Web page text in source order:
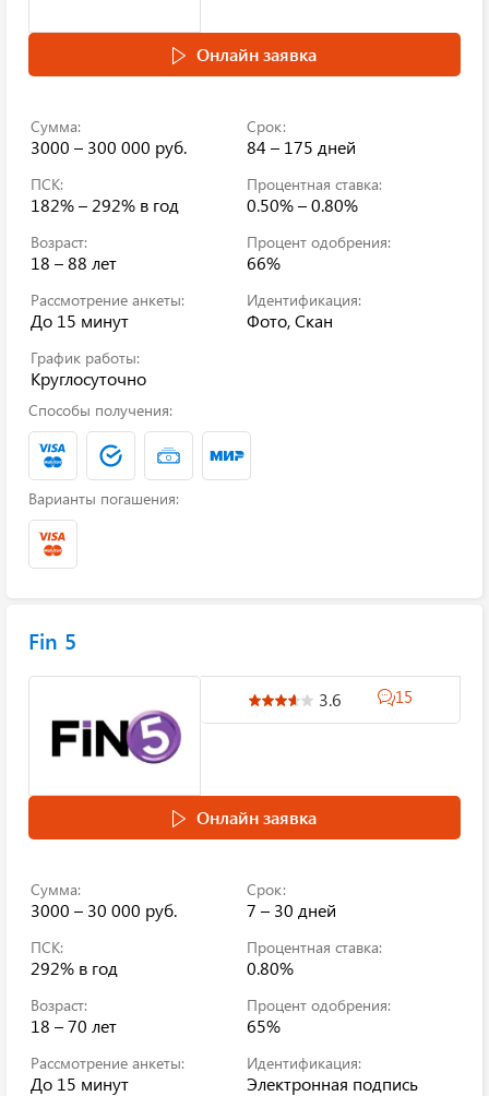
Онлайн заявка
Сумма:
3000 – 300 000 руб.
Срок:
84 – 175 дней
ПСК:
182% – 292% в год
Процентная ставка:
0.50% – 0.80%
Возраст:
18 – 88 лет
Процент одобрения:
66%
Рассмотрение анкеты:
До 15 минут
Идентификация:
Фото, Скан
График работы:
Круглосуточно
Способы получения:
Варианты погашения:
Fin 5
3.6 15
Онлайн заявка
Сумма:
3000 – 30 000 руб.
Срок:
7 – 30 дней
ПСК:
292% в год
Процентная ставка:
0.80%
Возраст:
18 – 70 лет
Процент одобрения:
65%
Рассмотрение анкеты:
До 15 минут
Идентификация:
Электронная подпись